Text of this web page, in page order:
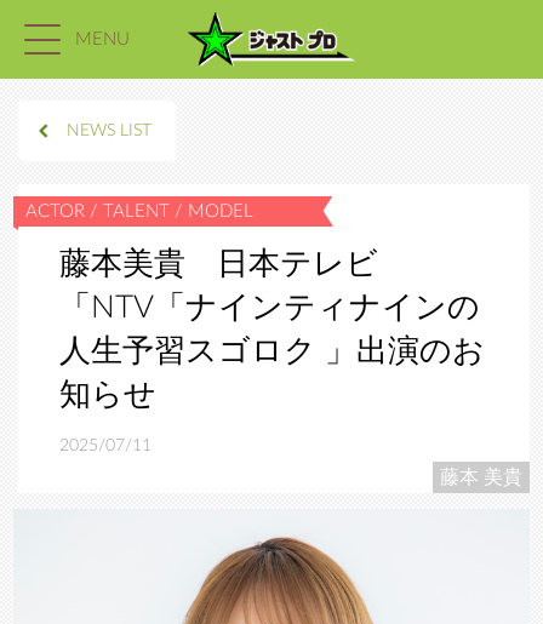
MENU
NEWS LIST
藤本美貴 日本テレビ
「NTV「ナインティナインの
人生予習スゴロク 」出演のお
知らせ
2025/07/11
藤本 美貴